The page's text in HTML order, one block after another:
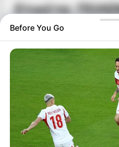
Ετικέτα:
Before You Go